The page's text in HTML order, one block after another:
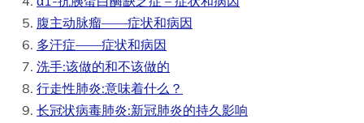
腹主动脉瘤——症状和病因
多汗症——症状和病因
洗手:该做的和不该做的
行走性肺炎:意味着什么？
长冠状病毒肺炎:新冠肺炎的持久影响